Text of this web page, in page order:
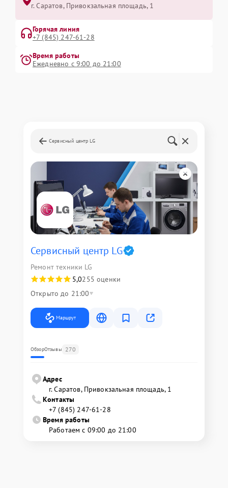
г. Саратов, Привокзальная площадь, 1
Горячая линия
+7 (845) 247-61-28
Время работы
Ежедневно с 9:00 до 21:00
Сервисный центр LG
Сервисный центр LG
Ремонт техники LG
5,0255 оценки
Открыто до 21:00
Маршрут
ОбзорОтзывы 270
Адрес
г. Саратов, Привокзальная площадь, 1
Контакты
+7 (845) 247-61-28
Время работы
Работаем с 09:00 до 21:00